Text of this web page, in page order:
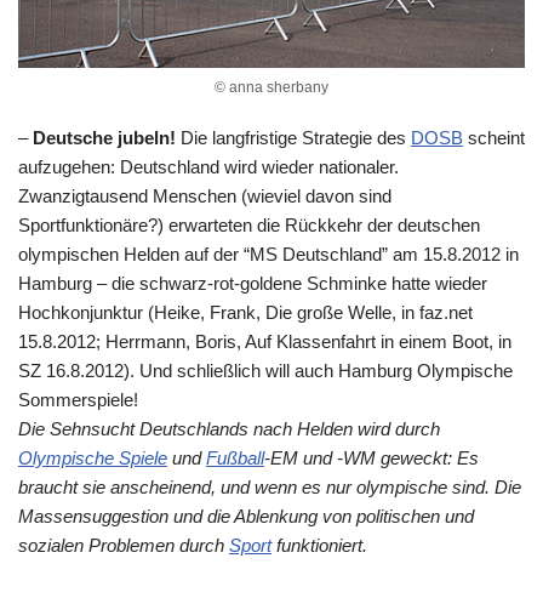
© anna sherbany
– Deutsche jubeln! Die langfristige Strategie des DOSB scheint
aufzugehen: Deutschland wird wieder nationaler.
Zwanzigtausend Menschen (wieviel davon sind
Sportfunktionäre?) erwarteten die Rückkehr der deutschen
olympischen Helden auf der “MS Deutschland” am 15.8.2012 in
Hamburg – die schwarz-rot-goldene Schminke hatte wieder
Hochkonjunktur (Heike, Frank, Die große Welle, in faz.net
15.8.2012; Herrmann, Boris, Auf Klassenfahrt in einem Boot, in
SZ 16.8.2012). Und schließlich will auch Hamburg Olympische
Sommerspiele!
Die Sehnsucht Deutschlands nach Helden wird durch
Olympische Spiele undFußball-EM und -WM geweckt: Es
braucht sie anscheinend, und wenn es nur olympische sind. Die
Massensuggestion und die Ablenkung von politischen und
sozialen Problemen durch Sportfunktioniert.